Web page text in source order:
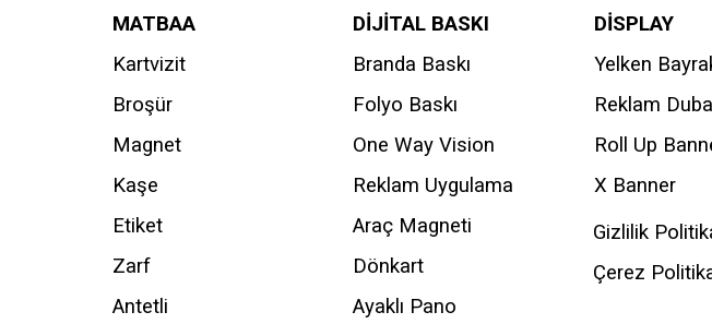
MATBAA
Kartvizit
Broşür
Magnet
Kaşe
Etiket
Zarf
Antetli
DİJİTAL BASKI
Branda Baskı
Folyo Baskı
One Way Vision
Reklam Uygulama
Araç Magneti
Dönkart
Ayaklı Pano
DİSPLAY
Yelken
Reklam
Roll Up
X Banner
Gizlilik
Çerez